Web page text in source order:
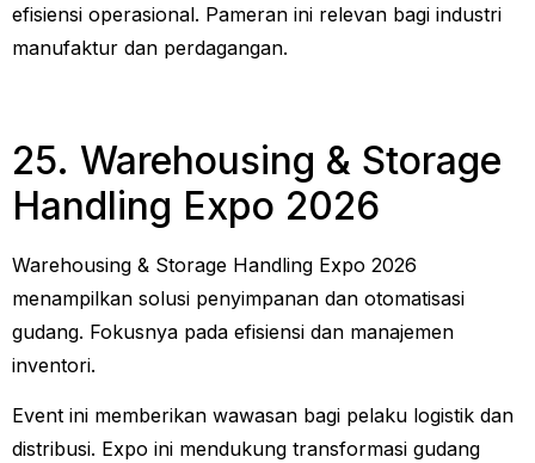
efisiensi operasional. Pameran ini relevan bagi industri
manufaktur dan perdagangan.
25. Warehousing & Storage
Handling Expo 2026
Warehousing & Storage Handling Expo 2026
menampilkan solusi penyimpanan dan otomatisasi
gudang. Fokusnya pada efisiensi dan manajemen
inventori.
Event ini memberikan wawasan bagi pelaku logistik dan
distribusi. Expo ini mendukung transformasi gudang